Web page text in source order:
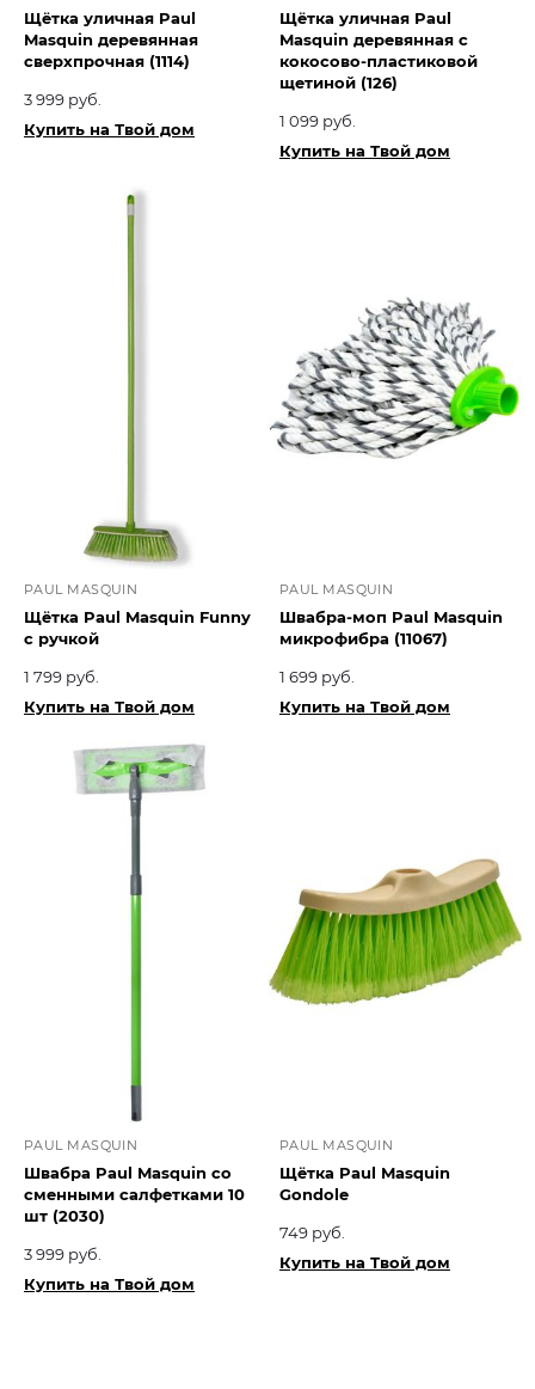
Щётка уличная Paul
Masquin деревянная
сверхпрочная (1114)
3 999 руб.
Купить на Твой дом
Щётка уличная Paul
Masquin деревянная с
кокосово-пластиковой
щетиной (126)
1 099 руб.
Купить на Твой дом
PAUL MASQUIN
Щётка Paul Masquin Funny
с ручкой
1 799 руб.
Купить на Твой дом
PAUL MASQUIN
Швабра-моп Paul Masquin
микрофибра (11067)
1 699 руб.
Купить на Твой дом
PAUL MASQUIN
Швабра Paul Masquin со
сменными салфетками 10
шт (2030)
3 999 руб.
Купить на Твой дом
PAUL MASQUIN
Щётка Paul Masquin
Gondole
749 руб.
Купить на Твой дом